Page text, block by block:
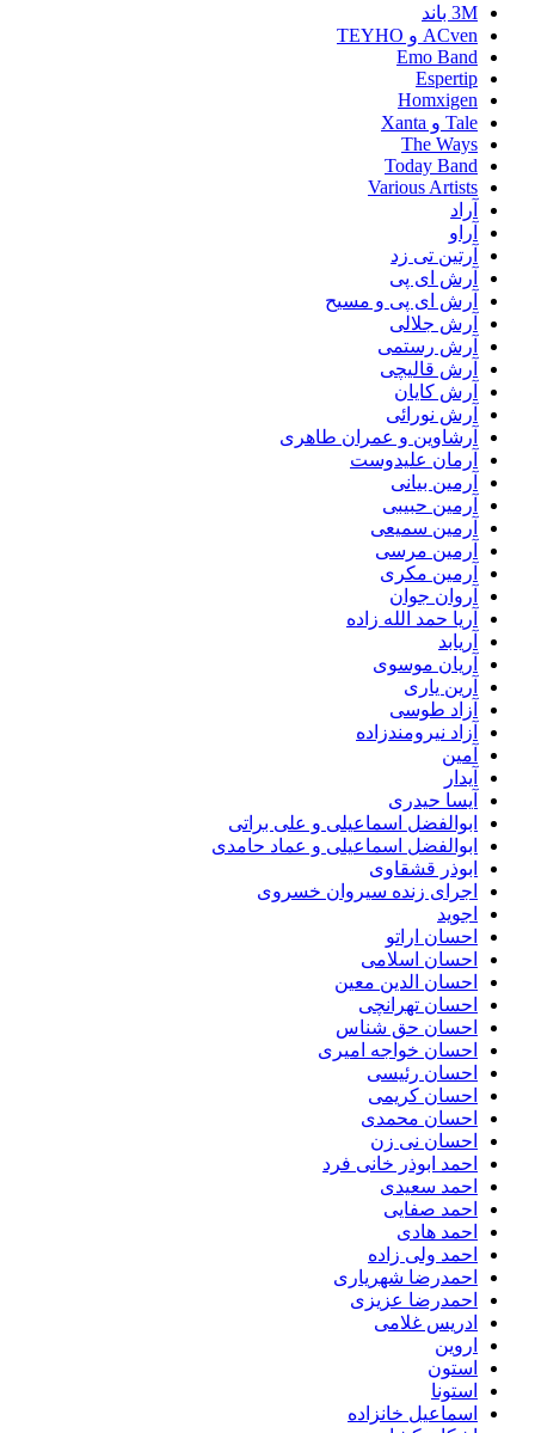
3M باند
ACven و TEYHO
Emo Band
Espertip
Homxigen
Tale و Xanta
The Ways
Today Band
Various Artists
آراد
آراو
آرتین تی زد
آرش ای پی
آرش ای پی و مسیح
آرش جلالی
آرش رستمی
آرش قالیچی
آرش کایان
آرش نورائی
آرشاوین و عمران طاهری
آرمان علیدوست
آرمین بیانی
آرمین حبیبی
آرمین سمیعی
آرمین مرسی
آرمین مکری
آروان جوان
آریا حمد الله زاده
آریابد
آریان موسوی
آرین یاری
آزاد طوسی
آزاد نیرومندزاده
آمین
آیدار
آیسا حیدری
ابوالفضل اسماعیلی و علی براتی
ابوالفضل اسماعیلی و عماد حامدی
ابوذر قشقاوی
اجرای زنده سیروان خسروی
اجوید
احسان اراتو
احسان اسلامی
احسان الدین معین
احسان تهرانچی
احسان حق شناس
احسان خواجه امیری
احسان رئیسی
احسان کریمی
احسان محمدی
احسان نی زن
احمد ابوذر خانی فرد
احمد سعیدی
احمد صفایی
احمد هادی
احمد ولی زاده
احمدرضا شهریاری
احمدرضا عزیزی
ادریس غلامی
اروین
استون
استونا
اسماعیل خانزاده